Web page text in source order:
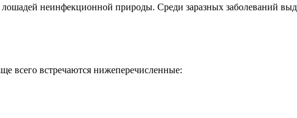
лошадей неинфекционной природы. Среди заразных заболеваний
всего встречаются нижеперечисленные: